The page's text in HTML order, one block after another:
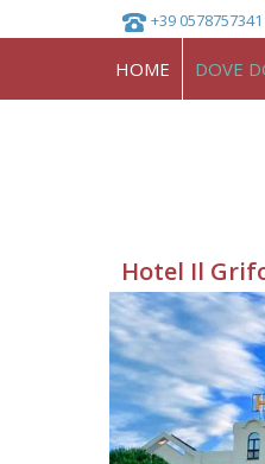
+39 0578757341
HOME DOVE
Hotel Il